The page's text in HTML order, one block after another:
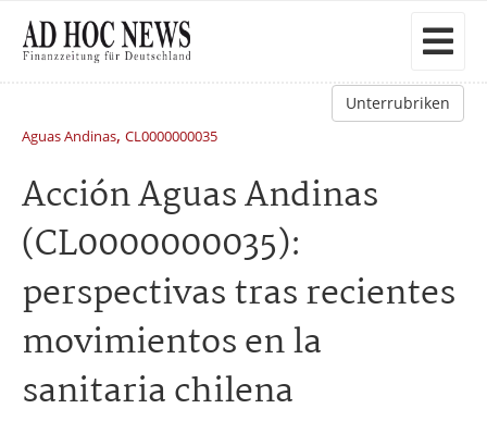
Unterrubriken
Aguas Andinas, CL0000000035
Acción Aguas Andinas
(CL0000000035):
perspectivas tras recientes
movimientos en la
sanitaria chilena